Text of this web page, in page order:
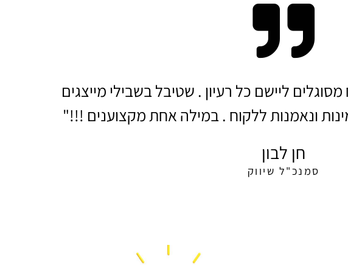
ליישם כל רעיון . שטיבל בשבילי מייצגים
ונאמנות ללקוח . במילה אחת מקצוענים !!!"
חן לבון
סמנכ"ל שיווק